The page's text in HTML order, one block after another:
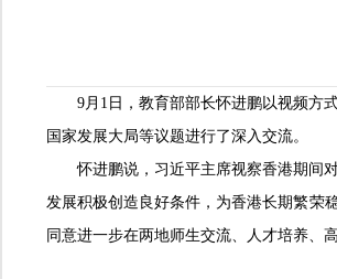
9月1日，教育部部长怀进鹏以视频方
国家发展大局等议题进行了深入交流。
怀进鹏说，习近平主席视察香港期间
发展积极创造良好条件，为香港长期繁荣
同意进一步在两地师生交流、人才培养、